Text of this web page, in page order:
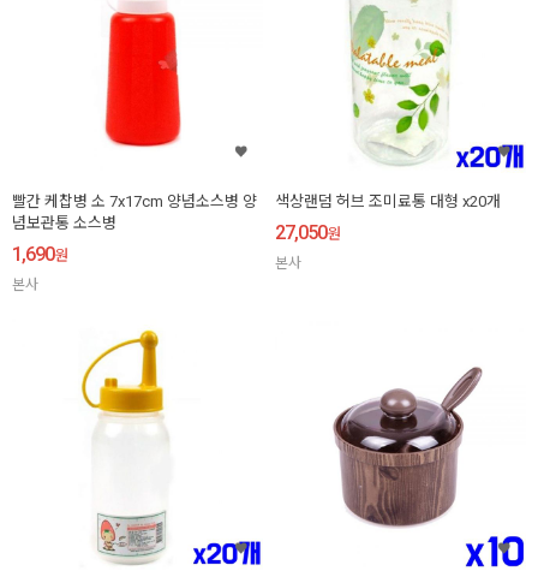
빨간 케찹병 소 7x17cm 양념소스병 양
념보관통 소스병
1,690원
본사
색상랜덤 허브 조미료통 대형 x20개
27,050원
본사